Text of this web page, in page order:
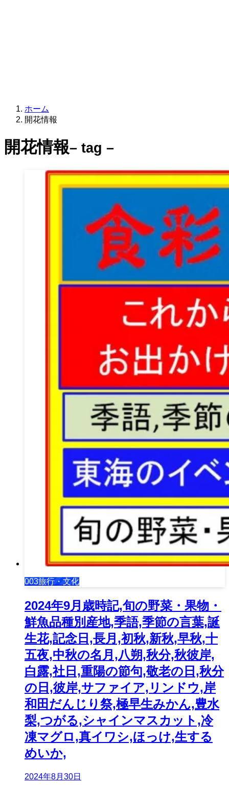
ホーム
開花情報
開花情報– tag –
003旅行・文化
2024年9月歳時記,旬の野菜・果物・
鮮魚品種別産地,季語,季節の言葉,誕
生花,記念日,長月,初秋,新秋,早秋,十
五夜,中秋の名月,八朔,秋分,秋彼岸,
白露,社日,重陽の節句,敬老の日,秋分
の日,彼岸,サファイア,リンドウ,岸
和田だんじり祭,極早生みかん,豊水
梨,つがる,シャインマスカット,冷
凍マグロ,真イワシ,ほっけ,生する
めいか,
2024年8月30日